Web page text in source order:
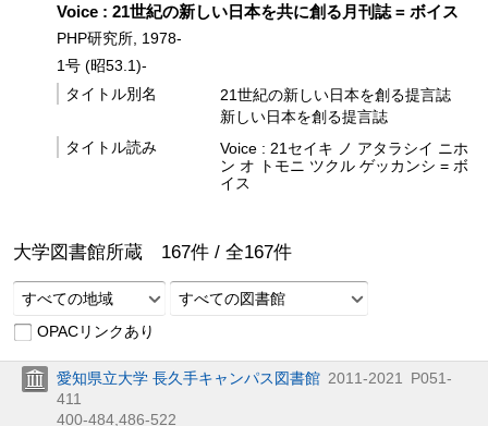
Voice : 21世紀の新しい日本を共に創る月刊誌 = ボイス
PHP研究所, 1978-
1号 (昭53.1)-
タイトル別名
21世紀の新しい日本を創る提言誌
新しい日本を創る提言誌
タイトル読み
Voice : 21セイキ ノ アタラシイ ニホ
ン オ トモニ ツクル ゲッカンシ = ボ
イス
大学図書館所蔵 167件 / 全167件
すべての地域
すべての図書館
OPACリンクあり
愛知県立大学 長久手キャンパス図書館 2011-2021
P051-
411
400-484, 486-522